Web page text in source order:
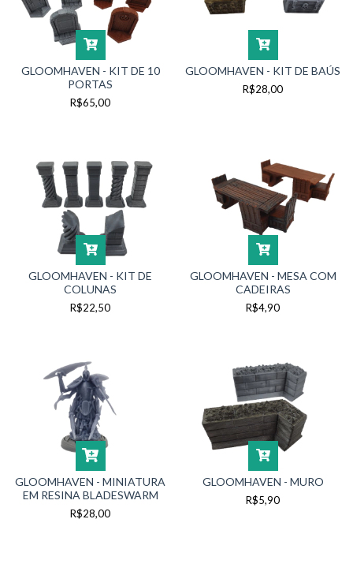
GLOOMHAVEN - KIT DE 10
PORTAS
R$65,00
GLOOMHAVEN - KIT DE BAÚS
R$28,00
GLOOMHAVEN - KIT DE
COLUNAS
R$22,50
GLOOMHAVEN - MESA COM
CADEIRAS
R$4,90
GLOOMHAVEN - MINIATURA
EM RESINA BLADESWARM
R$28,00
GLOOMHAVEN - MURO
R$5,90